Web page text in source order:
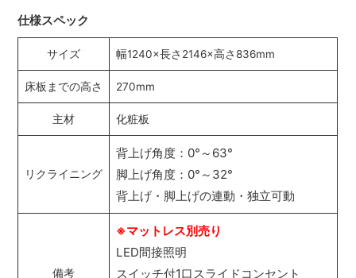
仕様スペック
サイズ 幅1240×長さ2146×高さ836mm
床板までの高さ 270mm
主材 化粧板
リクライニング
背上げ角度：0°～63°
脚上げ角度：0°～32°
背上げ・脚上げの連動・独立可動
備考
※マットレス別売り
LED間接照明
スイッチ付1口スライドコンセント